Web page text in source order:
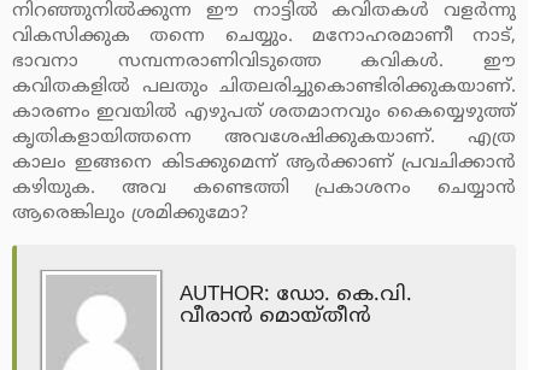
നിറഞ്ഞുനില്‍ക്കുന്ന ഈ നാട്ടില്‍ കവിതകള്‍ വളര്‍ന്നു
വികസിക്കുക തന്നെ ചെയ്യും. മനോഹരമാണീ നാട്,
ഭാവനാ സമ്പന്നരാണിവിടുത്തെ കവികള്‍. ഈ
കവിതകളില്‍ പലതും ചിതലരിച്ചുകൊണ്ടിരിക്കുകയാണ്.
കാരണം ഇവയില്‍ എഴുപത് ശതമാനവും കൈയ്യെഴുത്ത്
കൃതികളായിത്തന്നെ അവശേഷിക്കുകയാണ്. എത്ര
കാലം ഇങ്ങനെ കിടക്കുമെന്ന് ആര്‍ക്കാണ് പ്രവചിക്കാന്‍
കഴിയുക. അവ കണ്ടെത്തി പ്രകാശനം ചെയ്യാന്‍
ആരെങ്കിലും ശ്രമിക്കുമോ?
AUTHOR: ഡോ. കെ.വി.
വീരാന്‍ മൊയ്തീന്‍